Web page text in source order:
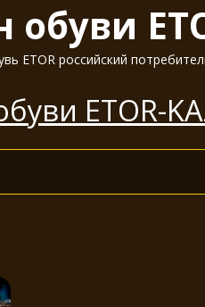
ETOR российский